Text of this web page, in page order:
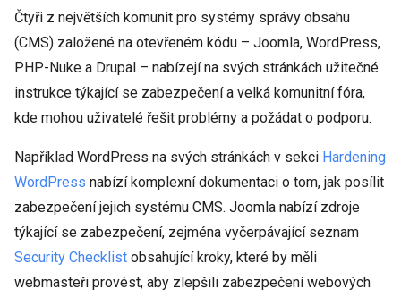
Čtyři z největších komunit pro systémy správy obsahu
(CMS) založené na otevřeném kódu – Joomla, WordPress,
PHP-Nuke a Drupal – nabízejí na svých stránkách užitečné
instrukce týkající se zabezpečení a velká komunitní fóra,
kde mohou uživatelé řešit problémy a požádat o podporu.
Například WordPress na svých stránkách v sekci Hardening
WordPress nabízí komplexní dokumentaci o tom, jak posílit
zabezpečení jejich systému CMS. Joomla nabízí zdroje
týkající se zabezpečení, zejména vyčerpávající seznam
Security Checklist obsahující kroky, které by měli
webmasteři provést, aby zlepšili zabezpečení webových